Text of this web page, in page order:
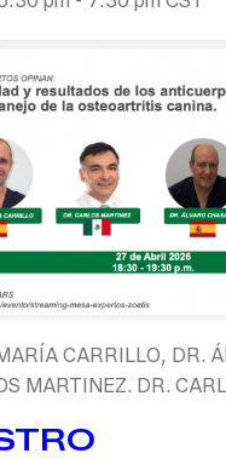
CARRILLO, DR.
MARTINEZ. DR.